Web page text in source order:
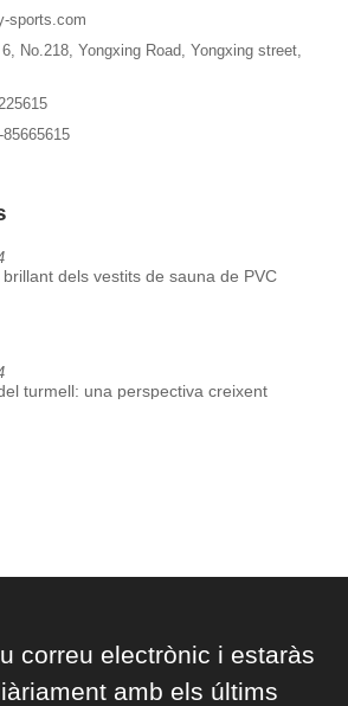
sports.com
No.218, Yongxing Road, Yongxing street,
brillant dels vestits de sauna de PVC
turmell: una perspectiva creixent
correu electrònic i estaràs
amb els últims